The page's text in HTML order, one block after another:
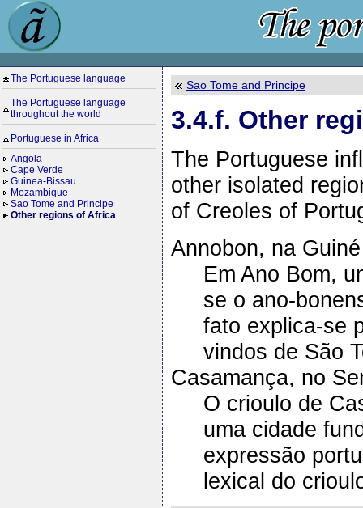
The Portuguese language
The Portuguese language
throughout the world
Portuguese in Africa
Angola
Cape Verde
Guinea-Bissau
Mozambique
Sao Tome and Principe
Other regions of Africa
Sao Tome and Principe
3.4.f. Other
The Portuguese
other isolated
of Creoles of
Annobon, na
Em Ano Bom,
se o ano-
fato explica-se
vindos de São
Casamança, no
O crioulo de
uma cidade
expressão
lexical do